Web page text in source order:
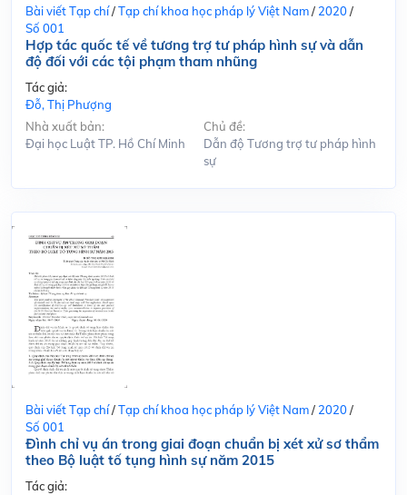
Bài viết Tạp chí/Tạp chí khoa học pháp lý Việt Nam/ 2020/
Số 001
Hợp tác quốc tế về tương trợ tư pháp hình sự và dẫn
độ đối với các tội phạm tham nhũng
Tác giả:
Đỗ, Thị Phượng
Nhà xuất bản:
Đại học Luật TP. Hồ Chí Minh
Chủ đề:
Dẫn độ Tương trợ tư pháp hình
sự
Bài viết Tạp chí/Tạp chí khoa học pháp lý Việt Nam/ 2020/
Số 001
Đình chỉ vụ án trong giai đoạn chuẩn bị xét xử sơ thẩm
theo Bộ luật tố tụng hình sự năm 2015
Tác giả: